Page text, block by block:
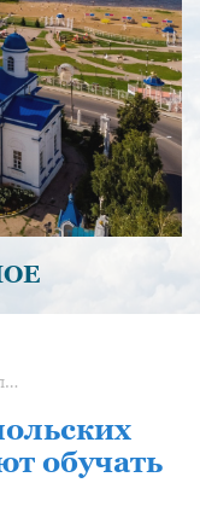
На приходе в Чистопольских Выселках продолжают обучать юных сварщиков
обучать